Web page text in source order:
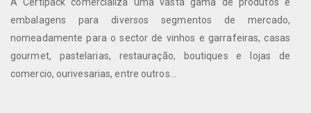
embalagens para diversos segmentos de mercado,
nomeadamente para o sector de vinhos e garrafeiras, casas
gourmet, pastelarias, restauração, boutiques e lojas de
comercio, ourivesarias, entre outros...